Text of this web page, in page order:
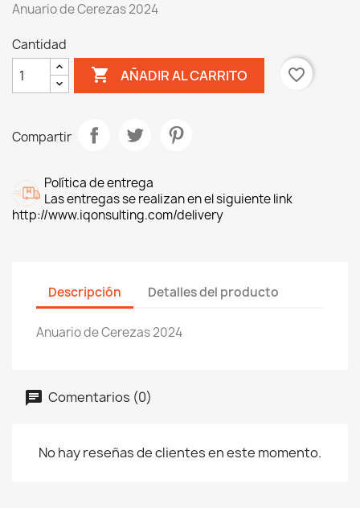
Anuario de Cerezas 2024
Cantidad
 AÑADIR AL CARRITO favorite_border
Compartir
Política de entrega
Las entregas se realizan en el siguiente link
http://www.iqonsulting.com/delivery
Descripción Detalles del producto
Anuario de Cerezas 2024
Comentarios (0)
No hay reseñas de clientes en este momento.